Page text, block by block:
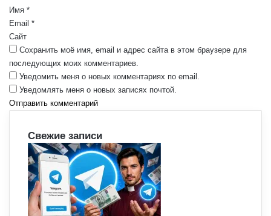
р
и
й
*
Имя *
Email *
Сайт
Сохранить моё имя, email и адрес сайта в этом браузере для
последующих моих комментариев.
Уведомить меня о новых комментариях по email.
Уведомлять меня о новых записях почтой.
Свежие записи